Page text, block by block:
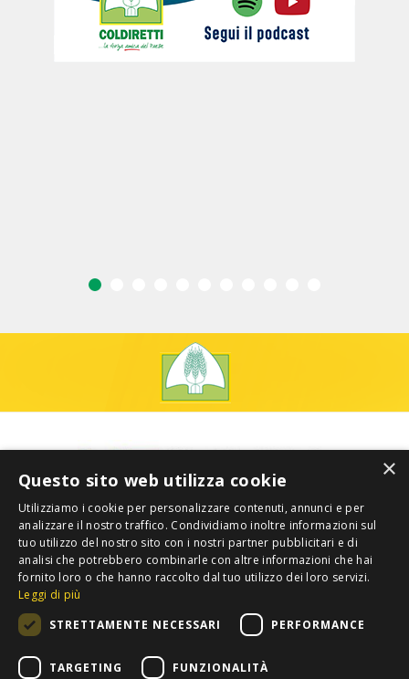
×
Questo sito web utilizza cookie
Utilizziamo i cookie per personalizzare contenuti, annunci e per
analizzare il nostro traffico. Condividiamo inoltre informazioni sul
tuo utilizzo del nostro sito con i nostri partner pubblicitari e di
analisi che potrebbero combinarle con altre informazioni che hai
fornito loro o che hanno raccolto dal tuo utilizzo dei loro servizi.
Leggi di più
STRETTAMENTE NECESSARI
PERFORMANCE
TARGETING FUNZIONALITÀ